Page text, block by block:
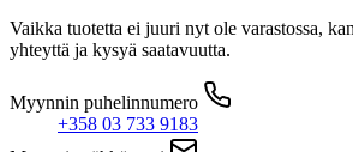
Vaikka tuotetta ei juuri nyt ole varastossa,
yhteyttä ja kysyä saatavuutta.
Myynnin puhelinnumero
+358 03 733 9183